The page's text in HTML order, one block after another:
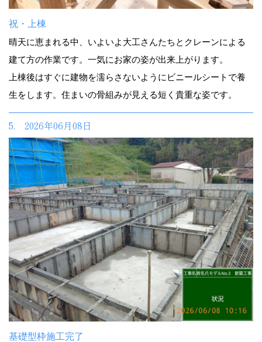
祝・上棟
晴天に恵まれる中、いよいよ大工さんたちとクレーンによる
建て方の作業です。一気にお家の姿が出来上がります。
上棟後はすぐに建物を濡らさないようにビニールシートで養
生をします。住まいの骨組みが見える短く貴重な姿です。
5. 2026年06月08日
基礎型枠施工完了